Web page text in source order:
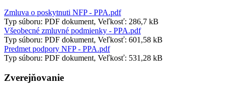
Zmluva o poskytnuti NFP - PPA.pdf
Typ súboru: PDF dokument, Veľkosť: 286,7 kB
Všeobecné zmluvné podmienky - PPA.pdf
Typ súboru: PDF dokument, Veľkosť: 601,58 kB
Predmet podpory NFP - PPA.pdf
Typ súboru: PDF dokument, Veľkosť: 531,28 kB
Zverejňovanie